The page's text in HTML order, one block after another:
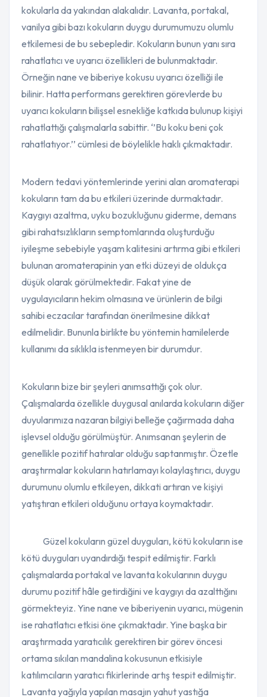
kokularla da yakından alakalıdır. Lavanta, portakal,
vanilya gibi bazı kokuların duygu durumumuzu olumlu
etkilemesi de bu sebepledir. Kokuların bunun yanı sıra
rahatlatıcı ve uyarıcı özellikleri de bulunmaktadır.
Örneğin nane ve biberiye kokusu uyarıcı özelliği ile
bilinir. Hatta performans gerektiren görevlerde bu
uyarıcı kokuların bilişsel esnekliğe katkıda bulunup kişiyi
rahatlattığı çalışmalarla sabittir. ‘’Bu koku beni çok
rahatlatıyor.’’ cümlesi de böylelikle haklı çıkmaktadır.
Modern tedavi yöntemlerinde yerini alan aromaterapi
kokuların tam da bu etkileri üzerinde durmaktadır.
Kaygıyı azaltma, uyku bozukluğunu giderme, demans
gibi rahatsızlıkların semptomlarında oluşturduğu
iyileşme sebebiyle yaşam kalitesini artırma gibi etkileri
bulunan aromaterapinin yan etki düzeyi de oldukça
düşük olarak görülmektedir. Fakat yine de
uygulayıcıların hekim olmasına ve ürünlerin de bilgi
sahibi eczacılar tarafından önerilmesine dikkat
edilmelidir. Bununla birlikte bu yöntemin hamilelerde
kullanımı da sıklıkla istenmeyen bir durumdur.
Kokuların bize bir şeyleri anımsattığı çok olur.
Çalışmalarda özellikle duygusal anılarda kokuların diğer
duyularımıza nazaran bilgiyi belleğe çağırmada daha
işlevsel olduğu görülmüştür. Anımsanan şeylerin de
genellikle pozitif hatıralar olduğu saptanmıştır. Özetle
araştırmalar kokuların hatırlamayı kolaylaştırıcı, duygu
durumunu olumlu etkileyen, dikkati artıran ve kişiyi
yatıştıran etkileri olduğunu ortaya koymaktadır.
Güzel kokuların güzel duyguları, kötü kokuların ise
kötü duyguları uyandırdığı tespit edilmiştir. Farklı
çalışmalarda portakal ve lavanta kokularının duygu
durumu pozitif hâle getirdiğini ve kaygıyı da azalttığını
görmekteyiz. Yine nane ve biberiyenin uyarıcı, mügenin
ise rahatlatıcı etkisi öne çıkmaktadır. Yine başka bir
araştırmada yaratıcılık gerektiren bir görev öncesi
ortama sıkılan mandalina kokusunun etkisiyle
katılımcıların yaratıcı fikirlerinde artış tespit edilmiştir.
Lavanta yağıyla yapılan masajın yahut yastığa